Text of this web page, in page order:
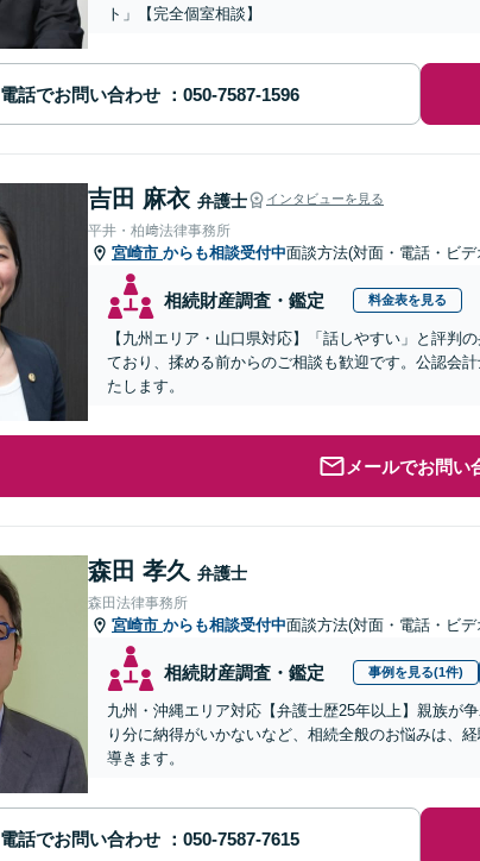
ト」【完全個室相談】
電話でお問い合わせ
吉田 麻衣 弁護士 インタビューを見る
平井・柏﨑法律事務所
宮崎市 からも相談受付中面談方法(対面・電話・ビ
相続財産調査・鑑定 料金表を見る
【九州エリア・山口県対応】「話しやすい」と評判
ており、揉める前からのご相談も歓迎です。公認会
たします。
メールでお問い
森田 孝久 弁護士
森田法律事務所
宮崎市 からも相談受付中面談方法(対面・電話・ビ
相続財産調査・鑑定 事例を見る(1件)
九州・沖縄エリア対応【弁護士歴25年以上】親族が
り分に納得がいかないなど、相続全般のお悩みは、
導きます。
電話でお問い合わせ